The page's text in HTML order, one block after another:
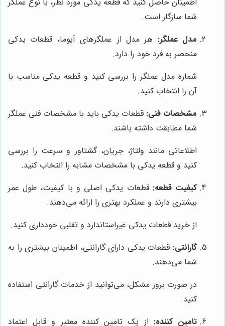
شما سازگار است.
مدل عملگر: هر مدل از عملگرهای آیوما، قطعات یدکی
منحصر به فرد خود را دارد.
شماره مدل عملگر را بررسی کنید و قطعه یدکی مناسب با
آن را انتخاب کنید.
مشخصات فنی: قطعات یدکی باید با مشخصات فنی عملگر
شما مطابقت داشته باشند.
اطلاعاتی مانند ولتاژ، جریان، گشتاور و سرعت را بررسی
کنید و قطعه یدکی با مشخصات مشابه را انتخاب کنید.
کیفیت قطعه: قطعات یدکی اصلی و با کیفیت، طول عمر
بیشتری دارند و عملکرد بهتری را ارائه می‌دهند.
از خرید قطعات یدکی غیراستاندارد و تقلبی خودداری کنید.
گارانتی: قطعات یدکی دارای گارانتی، اطمینان بیشتری را به
شما می‌دهند.
در صورت بروز مشکل، می‌توانید از خدمات گارانتی استفاده
کنید.
تامین کننده: از یک تامین کننده معتبر و قابل اعتماد